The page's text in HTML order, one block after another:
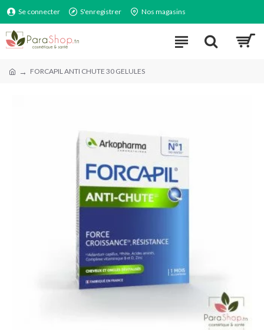
Se connecter S'enregistrer Nos magasins
FORCAPIL ANTI CHUTE 30 GELULES